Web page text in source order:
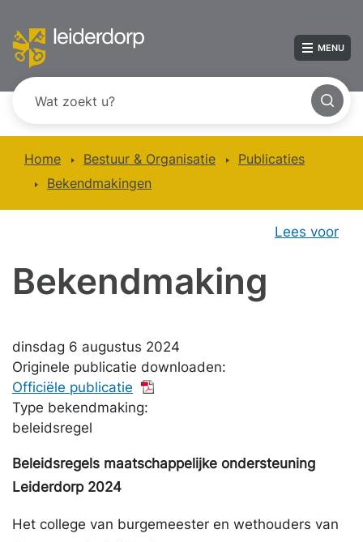
MENU
Home Bestuur & Organisatie
Publicaties
Bekendmakingen
Lees voor
Bekendmaking
dinsdag 6 augustus 2024
Originele publicatie downloaden:
Officiële publicatie
Type bekendmaking:
beleidsregel
Beleidsregels maatschappelijke ondersteuning
Leiderdorp 2024
Het college van burgemeester en wethouders van